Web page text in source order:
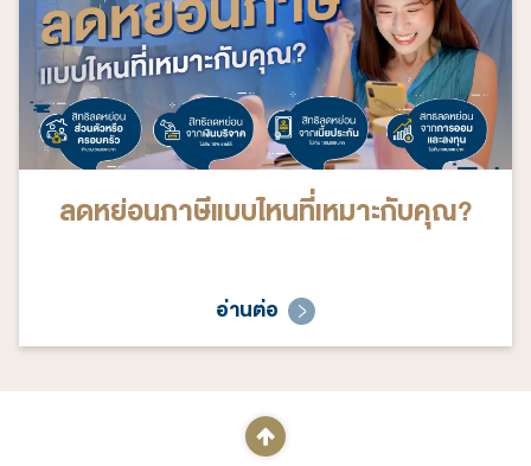
ลดหย่อนภาษีแบบไหนที่เหมาะกับคุณ?
อ่านต่อ